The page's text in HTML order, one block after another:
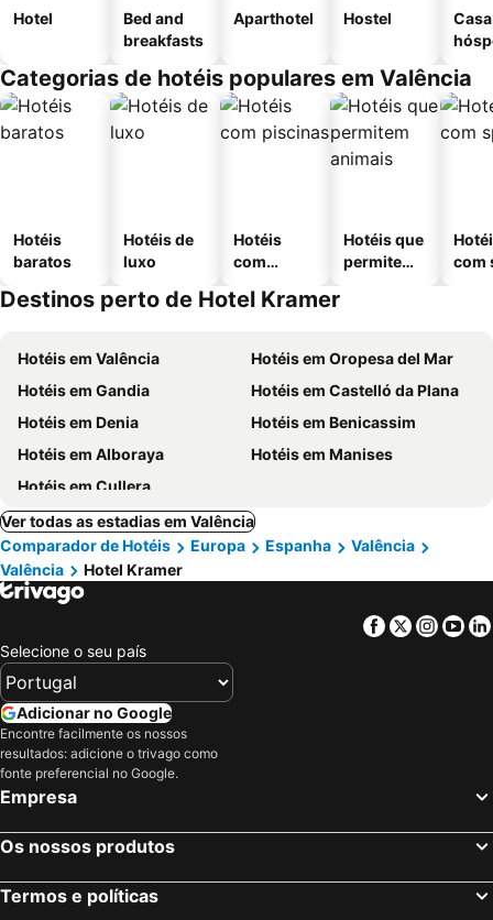
Hotel
Bed and
breakfasts
Aparthotel Hostel
Categorias de hotéis populares em Valência
Hotéis
baratos
Hotéis de
luxo
Hotéis
com
Hotéis que
permitem
com
Destinos perto de Hotel Kramer
Hotéis em Valência
Hotéis em Oropesa del Mar
Hotéis em Gandia
Hotéis em Castelló da Plana
Hotéis em Denia
Hotéis em Benicassim
Hotéis em Alboraya
Hotéis em Manises
Hotéis em Cullera
Ver todas as estadias em Valência
Comparador de Hotéis
Europa Espanha
Valência
Valência
Hotel Kramer
Facebook
Twitter
Selecione o seu país
Adicionar no Google
Encontre facilmente os nossos
resultados: adicione o trivago como
fonte preferencial no Google.
Empresa
Os nossos produtos
Termos e políticas